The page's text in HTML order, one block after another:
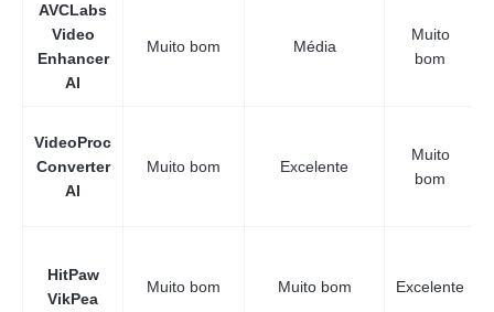
AVCLabs
Video
Enhancer
AI
Muito bom Média
Muito
bom
VideoProc
Converter
AI
Muito bom Excelente
Muito
bom
HitPaw
VikPea
Muito bom Muito bom Excelente